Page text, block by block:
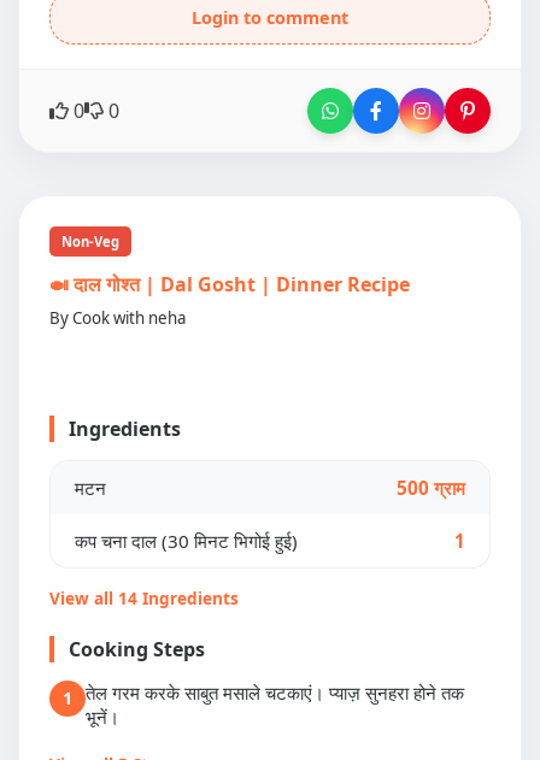
Login to comment
0 0
Non-Veg
🍛 दाल गोश्त | Dal Gosht | Dinner Recipe
By Cook with neha
Ingredients
मटन 500 ग्राम
कप चना दाल (30 मिनट भिगोई हुई) 1
View all 14 Ingredients
Cooking Steps
1
तेल गरम करके साबुत मसाले चटकाएं। प्याज़ सुनहरा होने तक
भूनें।